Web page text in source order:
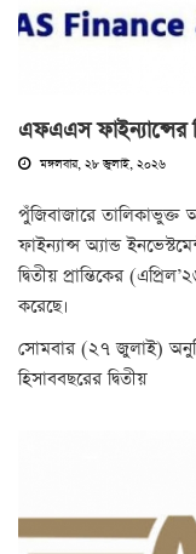
এফএএস ফাইন্যান্সের
মঙ্গলবার, ২৮ জুলাই, ২০২৬
পুঁজিবাজারে তালিকাভুক্ত
ফাইন্যান্স অ্যান্ড
দ্বিতীয় প্রান্তিকের
করেছে।
সোমবার (২৭ জুলাই)
হিসাববছরের দ্বিতীয়